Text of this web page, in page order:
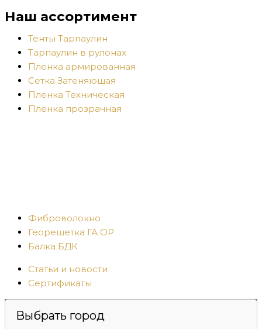
Наш ассортимент
Тенты Тарпаулин
Тарпаулин в рулонах
Пленка армированная
Сетка Затеняющая
Пленка Техническая
Пленка прозрачная
Фиброволокно
Георешетка ГА ОР
Балка БДК
Статьи и новости
Сертификаты
Выбрать город